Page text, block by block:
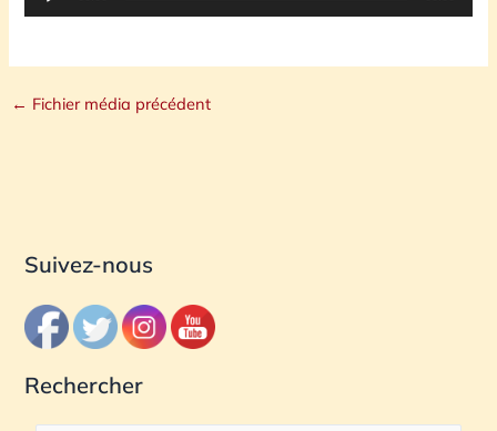
← Fichier média précédent
Suivez-nous
Rechercher